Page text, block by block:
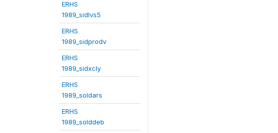
ERHS
1989_sidlvs5
ERHS
1989_sidprodv
ERHS
1989_sidxcly
ERHS
1989_soldars
ERHS
1989_solddeb